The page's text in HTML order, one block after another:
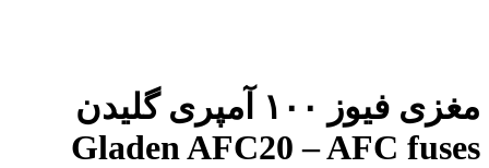
مغزی فیوز ۱۰۰ آمپری گلیدن
Gladen AFC20 – AFC fuses